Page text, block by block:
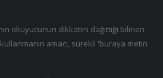
okuyucunun dikkatini dağıttığı bilinen
amacı, sürekli 'buraya metin